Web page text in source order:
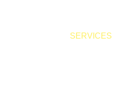
SERVICES